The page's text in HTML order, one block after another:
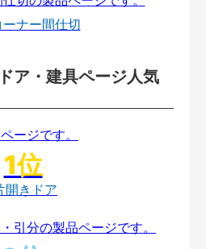
ーナー間仕切
ア・建具ページ人気
開きドア